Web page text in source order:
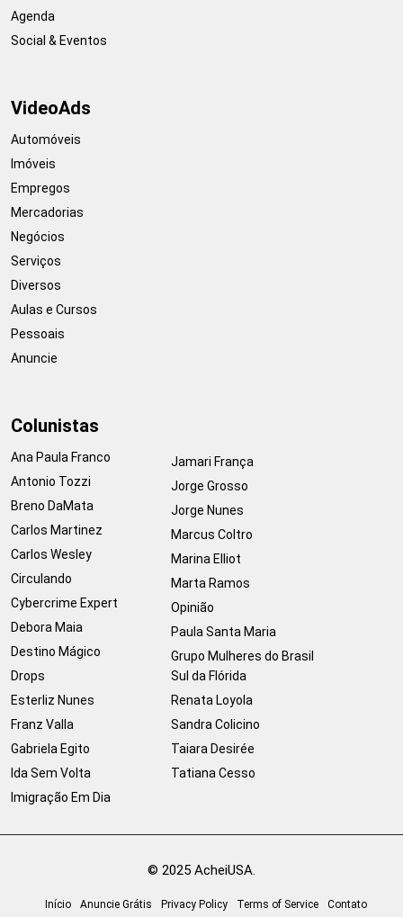
Agenda
Social & Eventos
VideoAds
Automóveis
Imóveis
Empregos
Mercadorias
Negócios
Serviços
Diversos
Aulas e Cursos
Pessoais
Anuncie
Colunistas
Ana Paula Franco
Antonio Tozzi
Breno DaMata
Carlos Martinez
Carlos Wesley
Circulando
Cybercrime Expert
Debora Maia
Destino Mágico
Drops
Esterliz Nunes
Franz Valla
Gabriela Egito
Ida Sem Volta
Imigração Em Dia
Jamari França
Jorge Grosso
Jorge Nunes
Marcus Coltro
Marina Elliot
Marta Ramos
Opinião
Paula Santa Maria
Grupo Mulheres do Brasil
Sul da Flórida
Renata Loyola
Sandra Colicino
Taiara Desirée
Tatiana Cesso
© 2025 AcheiUSA.
Início Anuncie Grátis Privacy Policy Terms of Service Contato